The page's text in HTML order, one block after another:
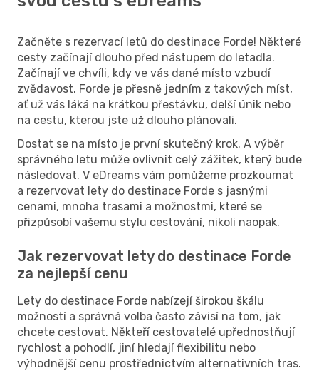
Začněte s rezervací letů do destinace Forde! Některé
cesty začínají dlouho před nástupem do letadla.
Začínají ve chvíli, kdy ve vás dané místo vzbudí
zvědavost. Forde je přesně jedním z takových míst,
ať už vás láká na krátkou přestávku, delší únik nebo
na cestu, kterou jste už dlouho plánovali.
Dostat se na místo je první skutečný krok. A výběr
správného letu může ovlivnit celý zážitek, který bude
následovat. V eDreams vám pomůžeme prozkoumat
a rezervovat lety do destinace Forde s jasnými
cenami, mnoha trasami a možnostmi, které se
přizpůsobí vašemu stylu cestování, nikoli naopak.
Jak rezervovat lety do destinace Forde
za nejlepší cenu
Lety do destinace Forde nabízejí širokou škálu
možností a správná volba často závisí na tom, jak
chcete cestovat. Někteří cestovatelé upřednostňují
rychlost a pohodlí, jiní hledají flexibilitu nebo
výhodnější cenu prostřednictvím alternativních tras.